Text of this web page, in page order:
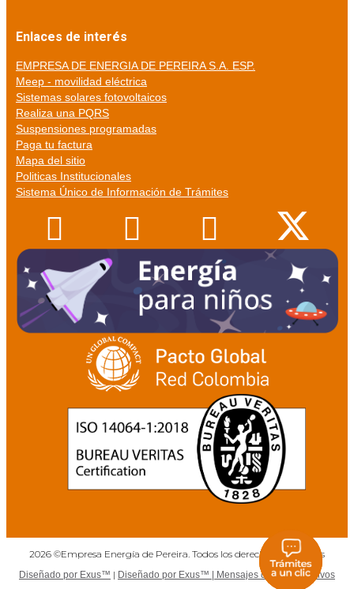
Pagos
Chat
PQRs
Enlaces de interés
EMPRESA DE ENERGIA DE PEREIRA S.A. ESP.
Meep - movilidad eléctrica
Sistemas solares fotovoltaicos
Realiza una PQRS
Suspensiones programadas
Paga tu factura
Mapa del sitio
Politicas Institucionales
Sistema Único de Información de Trámites
2026 ©Empresa Energía de Pereira. Todos los derechos reservados
Diseñado por Exus™ | Diseñado por Exus™ | Mensajes de Texto Masivos